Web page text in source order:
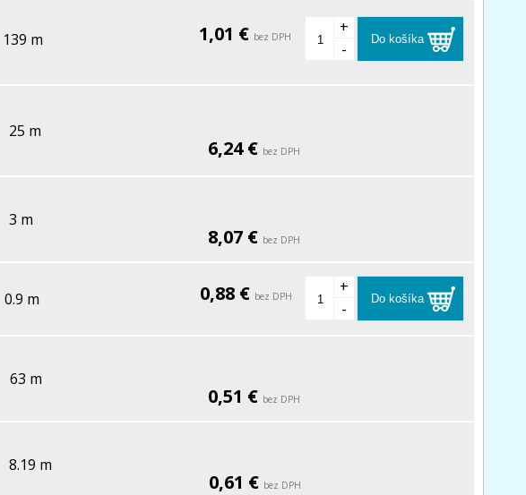
139 m 1,01 € bez DPH
+
-
Do košíka
25 m
6,24 € bez DPH
3 m
8,07 € bez DPH
0.9 m 0,88 € bez DPH
+
-
Do košíka
63 m
0,51 € bez DPH
8.19 m
0,61 € bez DPH